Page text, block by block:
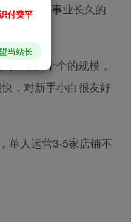
当做一份事业长久的
一年几十个的规模，
，对新手小白很友好
单人运营3-5家店铺不
付费平
当站长